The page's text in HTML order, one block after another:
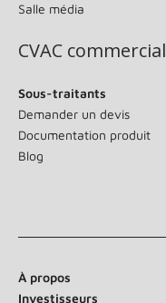
Salle média
CVAC commercial
Sous-traitants
Demander un devis
Documentation produit
Blog
À propos
Investisseurs